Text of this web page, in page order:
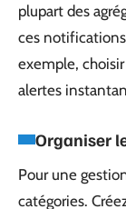
plupart des
ces
exemple,
alertes
Organiser
Pour une
catégories.